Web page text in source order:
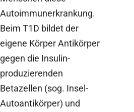
Autoimmunerkrankung.
Beim T1D bildet der
eigene Körper Antikörper
gegen die Insulin-
produzierenden
Betazellen (sog. Insel-
Autoantikörper) und